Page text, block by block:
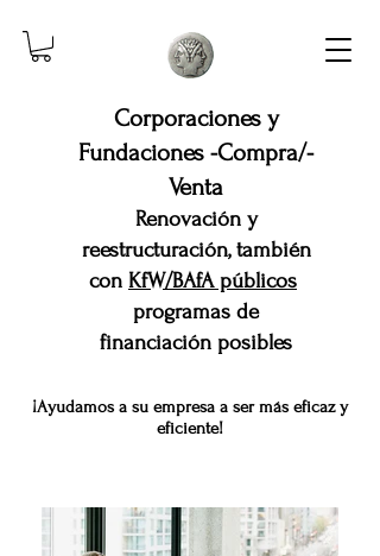
Corporaciones y
Fundaciones -Compra/-
Venta
Renovación y
reestructuración, también
con KfW/BAfA públicos
programas de
financiación posibles
¡Ayudamos a su empresa a ser más eficaz y
eficiente!